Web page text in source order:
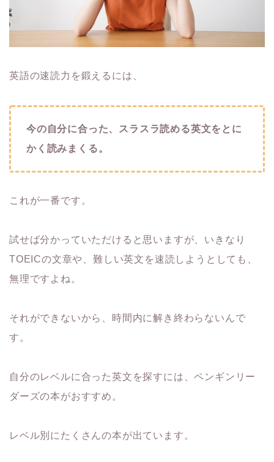
英語の速読力を鍛えるには、
今の自分に合った、スラスラ読める英文をとに
かく読みまくる。
これが一番です。
試せば分かっていただけると思いますが、いきなり
TOEICの文章や、難しい英文を速読しようとしても、
無理ですよね。
それができないから、時間内に解き終わらないんで
す。
自分のレベルに合った英文を探すには、ペンギンリー
ダーズの本がおすすめ。
レベル別にたくさんの本が出ています。